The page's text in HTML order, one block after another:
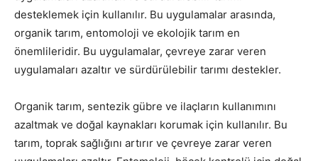
desteklemek için kullanılır. Bu uygulamalar arasında,
organik tarım, entomoloji ve ekolojik tarım en
önemlileridir. Bu uygulamalar, çevreye zarar veren
uygulamaları azaltır ve sürdürülebilir tarımı destekler.
Organik tarım, sentezik gübre ve ilaçların kullanımını
azaltmak ve doğal kaynakları korumak için kullanılır. Bu
tarım, toprak sağlığını artırır ve çevreye zarar veren